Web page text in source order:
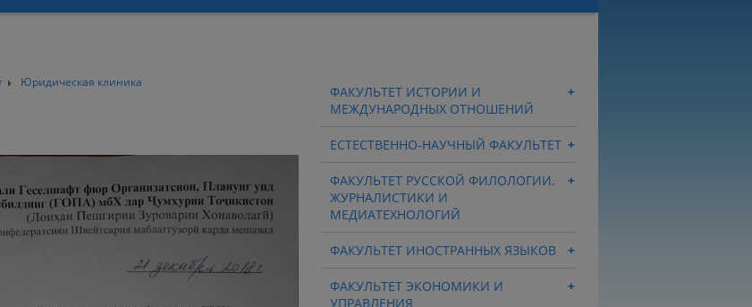
Юридическая клиника
ФАКУЛЬТЕТ ИСТОРИИ И
МЕЖДУНАРОДНЫХ ОТНОШЕНИЙ
ЕСТЕСТВЕННО-НАУЧНЫЙ ФАКУЛЬТЕТ
ФАКУЛЬТЕТ РУССКОЙ ФИЛОЛОГИИ,
ЖУРНАЛИСТИКИ И
МЕДИАТЕХНОЛОГИЙ
ФАКУЛЬТЕТ ИНОСТРАННЫХ ЯЗЫКОВ
ФАКУЛЬТЕТ ЭКОНОМИКИ И
УПРАВЛЕНИЯ